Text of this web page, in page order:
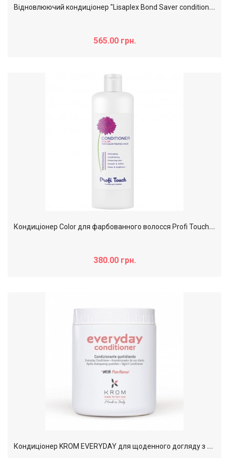
В
ідновлюючий кондиціонер "Lisaplex Bond Saver conditioner", 250 мл
565.00 грн.
К
ондиціонер Color для фарбованного волосся Profi Touch, 1000 мл
380.00 грн.
К
ондиціонер KROM EVERYDAY для щоденного догляду з пантенолом, 1000 мл